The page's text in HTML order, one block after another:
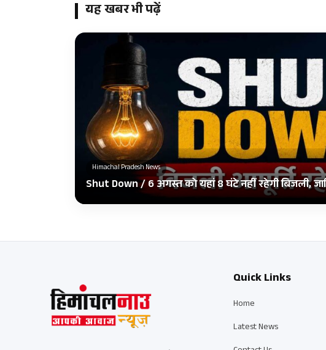
यह खबर भी पढ़ें
Himachal Pradesh News
Shut Down / 6 अगस्त को यहां 8 घंटे नहीं रहेगी बिजली,
Quick Links
Home
Latest News